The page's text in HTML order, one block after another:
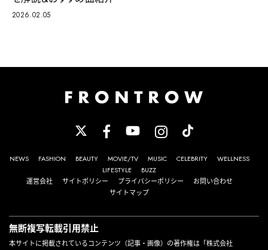
2026.02.05
NEWS FASHION BEAUTY MOVIE/TV MUSIC CELEBRITY
WELLNESS
LIFESTYLE
BUZZ
運営会社
サイトポリシー プライバシーポリシー
お問い合わせ
サイトマップ
無断複写転載引用禁止
本サイトに掲載されているコンテンツ（記事・画像）の著作権は「株式会社